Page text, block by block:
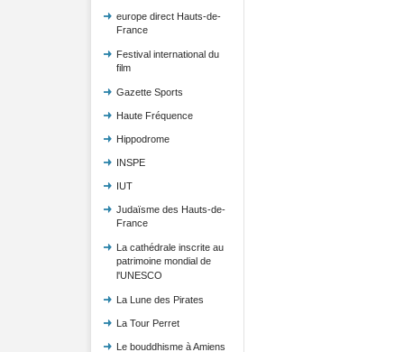
europe direct Hauts-de-
France
Festival international du
film
Gazette Sports
Haute Fréquence
Hippodrome
INSPE
IUT
Judaïsme des Hauts-de-
France
La cathédrale inscrite au
patrimoine mondial de
l'UNESCO
La Lune des Pirates
La Tour Perret
Le bouddhisme à Amiens